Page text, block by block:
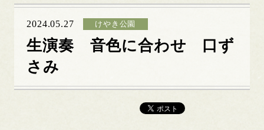
2024.05.27 けやき公園
生演奏 音色に合わせ 口ず
さみ